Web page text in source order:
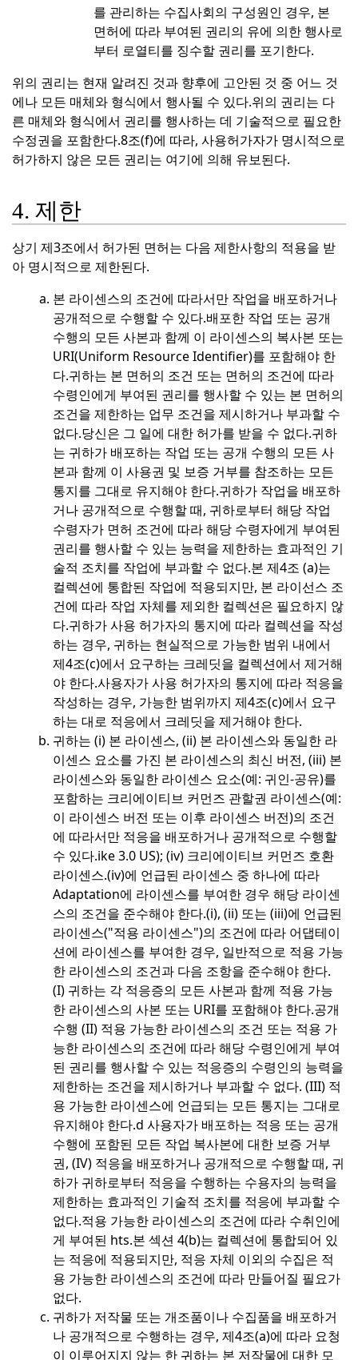
를 관리하는 수집사회의 구성원인 경우, 본
면허에 따라 부여된 권리의 유에 의한 행사로
부터 로열티를 징수할 권리를 포기한다.
위의 권리는 현재 알려진 것과 향후에 고안된 것 중 어느 것
에나 모든 매체와 형식에서 행사될 수 있다.위의 권리는 다
른 매체와 형식에서 권리를 행사하는 데 기술적으로 필요한
수정권을 포함한다.8조(f)에 따라, 사용허가자가 명시적으로
허가하지 않은 모든 권리는 여기에 의해 유보된다.
4. 제한
상기 제3조에서 허가된 면허는 다음 제한사항의 적용을 받
아 명시적으로 제한된다.
본 라이센스의 조건에 따라서만 작업을 배포하거나
공개적으로 수행할 수 있다.배포한 작업 또는 공개
수행의 모든 사본과 함께 이 라이센스의 복사본 또는
URI(Uniform Resource Identifier)를 포함해야 한
다.귀하는 본 면허의 조건 또는 면허의 조건에 따라
수령인에게 부여된 권리를 행사할 수 있는 본 면허의
조건을 제한하는 업무 조건을 제시하거나 부과할 수
없다.당신은 그 일에 대한 허가를 받을 수 없다.귀하
는 귀하가 배포하는 작업 또는 공개 수행의 모든 사
본과 함께 이 사용권 및 보증 거부를 참조하는 모든
통지를 그대로 유지해야 한다.귀하가 작업을 배포하
거나 공개적으로 수행할 때, 귀하로부터 해당 작업
수령자가 면허 조건에 따라 해당 수령자에게 부여된
권리를 행사할 수 있는 능력을 제한하는 효과적인 기
술적 조치를 작업에 부과할 수 없다.본 제4조 (a)는
컬렉션에 통합된 작업에 적용되지만, 본 라이선스 조
건에 따라 작업 자체를 제외한 컬렉션은 필요하지 않
다.귀하가 사용 허가자의 통지에 따라 컬렉션을 작성
하는 경우, 귀하는 현실적으로 가능한 범위 내에서
제4조(c)에서 요구하는 크레딧을 컬렉션에서 제거해
야 한다.사용자가 사용 허가자의 통지에 따라 적응을
작성하는 경우, 가능한 범위까지 제4조(c)에서 요구
하는 대로 적응에서 크레딧을 제거해야 한다.
귀하는 (i) 본 라이센스, (ii) 본 라이센스와 동일한 라
이센스 요소를 가진 본 라이센스의 최신 버전, (iii) 본
라이센스와 동일한 라이센스 요소(예: 귀인-공유)를
포함하는 크리에이티브 커먼즈 관할권 라이센스(예:
이 라이센스 버전 또는 이후 라이센스 버전)의 조건
에 따라서만 적응을 배포하거나 공개적으로 수행할
수 있다.ike 3.0 US); (iv) 크리에이티브 커먼즈 호환
라이센스.(iv)에 언급된 라이센스 중 하나에 따라
Adaptation에 라이센스를 부여한 경우 해당 라이센
스의 조건을 준수해야 한다.(i), (ii) 또는 (iii)에 언급된
라이센스("적용 라이센스")의 조건에 따라 어댑테이
션에 라이센스를 부여한 경우, 일반적으로 적용 가능
한 라이센스의 조건과 다음 조항을 준수해야 한다.
(I) 귀하는 각 적응증의 모든 사본과 함께 적용 가능
한 라이센스의 사본 또는 URI를 포함해야 한다.공개
수행 (II) 적용 가능한 라이센스의 조건 또는 적용 가
능한 라이센스의 조건에 따라 해당 수령인에게 부여
된 권리를 행사할 수 있는 적응증의 수령인의 능력을
제한하는 조건을 제시하거나 부과할 수 없다. (III) 적
용 가능한 라이센스에 언급되는 모든 통지는 그대로
유지해야 한다.d 사용자가 배포하는 적응 또는 공개
수행에 포함된 모든 작업 복사본에 대한 보증 거부
권, (IV) 적응을 배포하거나 공개적으로 수행할 때, 귀
하가 귀하로부터 적응을 수행하는 수용자의 능력을
제한하는 효과적인 기술적 조치를 적응에 부과할 수
없다.적용 가능한 라이센스의 조건에 따라 수취인에
게 부여된 hts.본 섹션 4(b)는 컬렉션에 통합되어 있
는 적응에 적용되지만, 적응 자체 이외의 수집은 적
용 가능한 라이센스의 조건에 따라 만들어질 필요가
없다.
귀하가 저작물 또는 개조품이나 수집품을 배포하거
나 공개적으로 수행하는 경우, 제4조(a)에 따라 요청
이 이루어지지 않는 한 귀하는 본 저작물에 대한 모